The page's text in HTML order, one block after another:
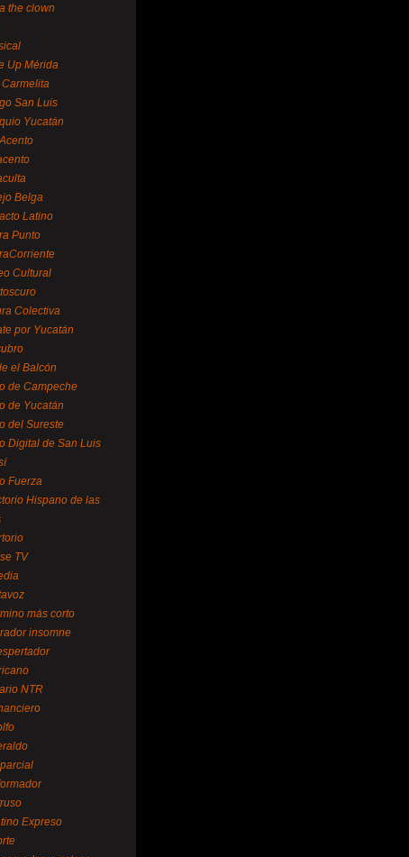
the clown
Up Mérida
San Luis
Yucatán
Belga
Latino
Punto
Cultural
Colectiva
por Yucatán
el Balcón
de Campeche
de Yucatán
del Sureste
Digital de San Luis
Fuerza
Hispano de las
TV
más corto
insomne
NTR
Expreso